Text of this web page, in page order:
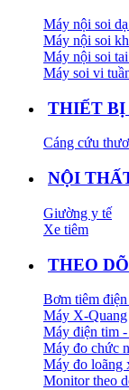
Máy nội soi
Máy nội soi
Máy nội soi
Máy soi vi
THIẾT BỊ
Cáng cứu
NỘI
Giường y tế
Xe tiêm
THEO
Bơm tiêm
Máy X-Quang
Máy điện tim
Máy đo chức
Máy đo loãng
Monitor theo